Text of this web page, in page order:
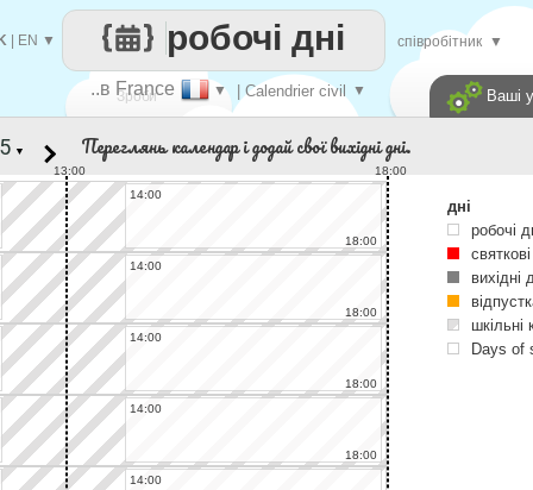
Зроби
..в France ▼ | Calendrier civil ▼
робочі дні
EN ▼ співробітник ▼
Ваші
▼ Переглянь календар і додай свої вихідні дні.
13:00
18:00
14:00
18:00
14:00
18:00
14:00
18:00
14:00
18:00
14:00
дні
робочі
вихідні
шкільні
Days of